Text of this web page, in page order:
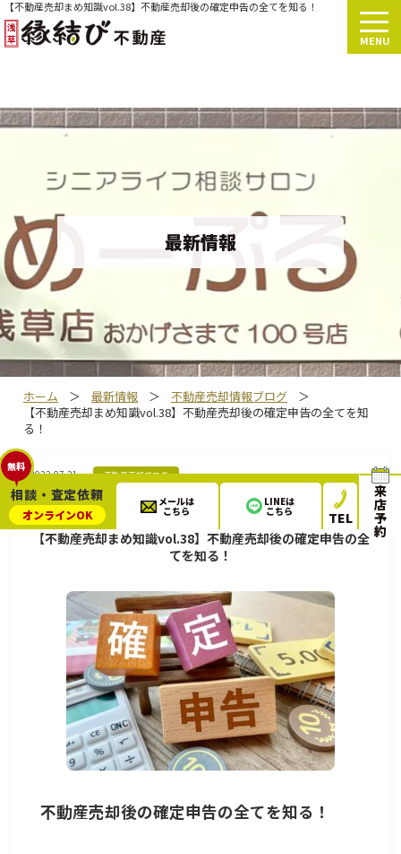
【不動産売却まめ知識vol.38】不動産売却後の確定申告の全てを知る！
MENU
最新情報
ホーム ＞ 最新情報 ＞ 不動産売却情報ブログ
＞
【不動産売却まめ知識vol.38】不動産売却後の確定申告の全てを知
る！
2022.07.21 不動産売却ブログ
【不動産売却まめ知識vol.38】不動産売却後の確定申告の全
てを知る！
不動産売却後の確定申告の全てを知る！
無料
オンラインOK
相談・査定依頼 メールは
こちら
LINEは
こちら TEL
来
店
予
約